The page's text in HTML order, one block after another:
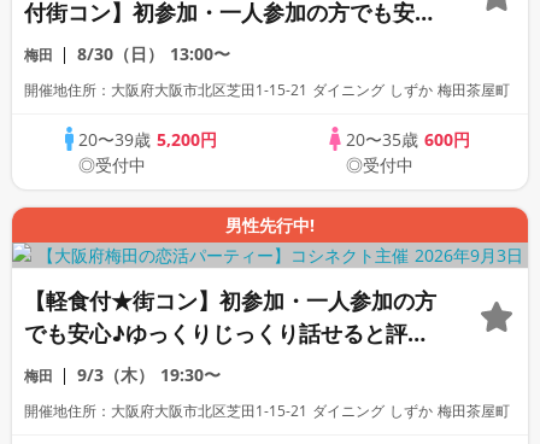
付街コン】初参加・一人参加の方でも安心
♪すごく出会えると評判の恋活合コンパー
ティー！
梅田 8/30（日） 13:00〜
開催地住所：大阪府大阪市北区芝田1-15-21 ダイニング しずか 梅田茶屋町
20〜39歳5,200円
◎受付中
20〜35歳 600円
◎受付中
男性先行中!
【軽食付★街コン】初参加・一人参加の方
でも安心♪ゆっくりじっくり話せると評判
の恋活合コンパーティー！
梅田 9/3（木） 19:30〜
開催地住所：大阪府大阪市北区芝田1-15-21 ダイニング しずか 梅田茶屋町